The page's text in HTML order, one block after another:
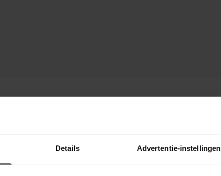
Details Advertentie-instellingen
EMMA BUYSSE